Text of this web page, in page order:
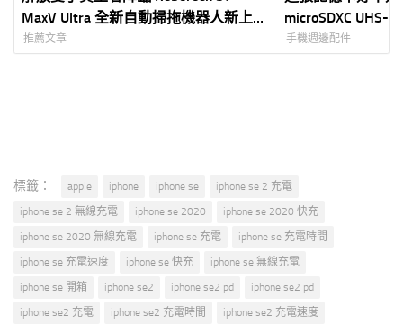
MaxV Ultra 全新自動掃拖機器人新上
市！清潔開箱推薦
推薦文章
microSDXC UHS-I
100MB/s 實測 (
手機週邊配件
標籤： apple iphone iphone se
iphone se 2 充電
iphone se 2 無線充電
iphone se 2020
iphone se 2020 快充
iphone se 2020 無線充電
iphone se 充電
iphone se 充電時間
iphone se 充電速度
iphone se 快充
iphone se 無線充電
iphone se 開箱
iphone se2 iphone se2 pd
iphone se2 pd
iphone se2 充電
iphone se2 充電時間
iphone se2 充電速度